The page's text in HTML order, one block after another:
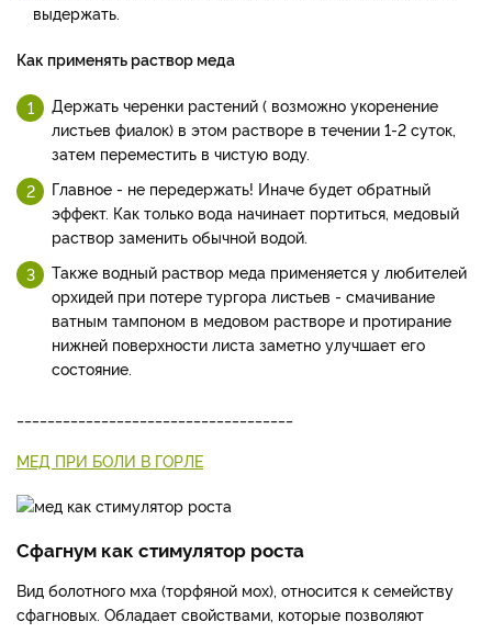
выдержать.
Как применять раствор меда
Держать черенки растений ( возможно укоренение
листьев фиалок) в этом растворе в течении 1-2 суток,
затем переместить в чистую воду.
Главное - не передержать! Иначе будет обратный
эффект. Как только вода начинает портиться, медовый
раствор заменить обычной водой.
Также водный раствор меда применяется у любителей
орхидей при потере тургора листьев - смачивание
ватным тампоном в медовом растворе и протирание
нижней поверхности листа заметно улучшает его
состояние.
МЕД ПРИ БОЛИ В ГОРЛЕ
Сфагнум как стимулятор роста
Вид болотного мха (торфяной мох), относится к семейству
сфагновых. Обладает свойствами, которые позволяют